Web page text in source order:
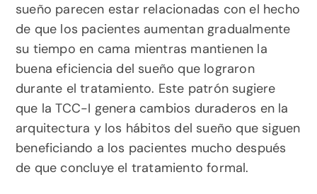
sueño parecen estar relacionadas con el hecho
de que los pacientes aumentan gradualmente
su tiempo en cama mientras mantienen la
buena eficiencia del sueño que lograron
durante el tratamiento. Este patrón sugiere
que la TCC-I genera cambios duraderos en la
arquitectura y los hábitos del sueño que siguen
beneficiando a los pacientes mucho después
de que concluye el tratamiento formal.